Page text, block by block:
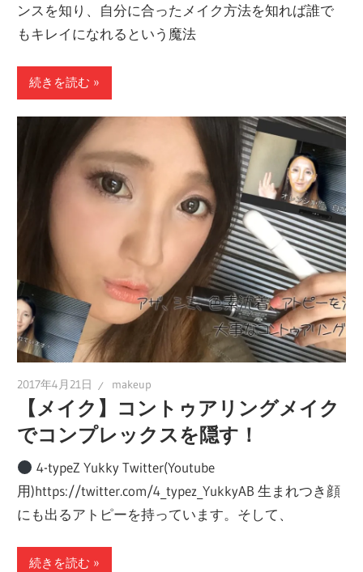
ンスを知り、自分に合ったメイク方法を知れば誰で
もキレイになれるという魔法
続きを読む
2017年4月21日 makeup
【メイク】コントゥアリングメイク
でコンプレックスを隠す！
4-typeZ Yukky Twitter(Youtube
用)https://twitter.com/4_typez_YukkyAB 生まれつき顔
にも出るアトピーを持っています。そして、
続きを読む